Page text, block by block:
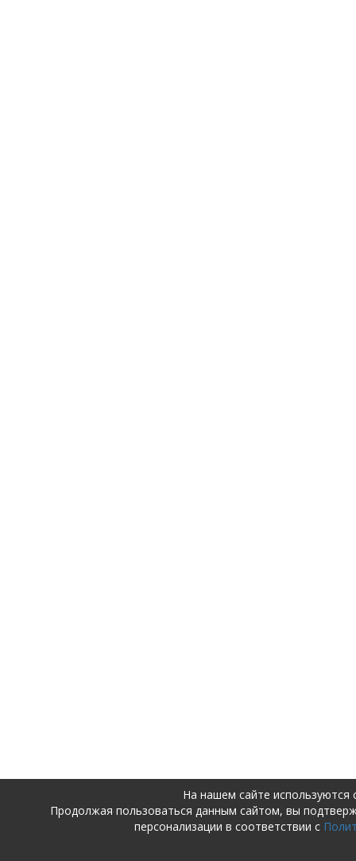
На нашем сайте используются
Продолжая пользоваться данным сайтом, вы
персонализации в соответствии с